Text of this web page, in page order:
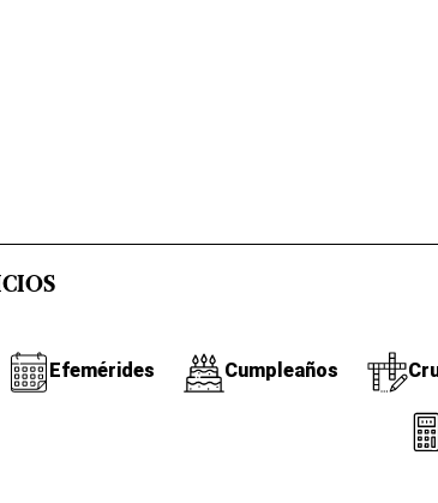
Efemérides Cumpleaños